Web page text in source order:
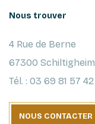
Nous trouver
4 Rue de Berne
67300 Schiltigheim
Tél. : 03 69 81 57 42
NOUS CONTACTER